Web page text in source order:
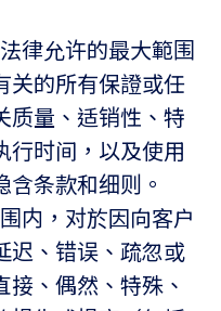
律允许的最大範围
关的所有保證或任
质量、适销性、特
行时间，以及使用
含条款和细则。
内，对於因向客户
迟、错误、疏忽或
、偶然、特殊、